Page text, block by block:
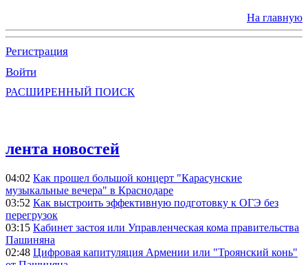
На главную
Регистрация
Войти
РАСШИРЕННЫЙ ПОИСК
лента новостей
04:02 Как прошел большой концерт "Карасунские
музыкальные вечера" в Краснодаре
03:52 Как выстроить эффективную подготовку к ОГЭ без
перегрузок
03:15 Кабинет застоя или Управленческая кома правительства
Пашиняна
02:48 Цифровая капитуляция Армении или "Троянский конь"